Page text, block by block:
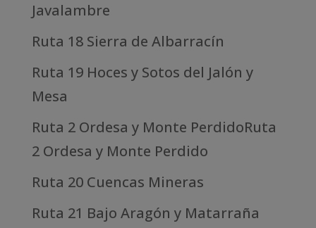
Javalambre
Ruta 18 Sierra de Albarracín
Ruta 19 Hoces y Sotos del Jalón y
Mesa
Ruta 2 Ordesa y Monte PerdidoRuta
2 Ordesa y Monte Perdido
Ruta 20 Cuencas Mineras
Ruta 21 Bajo Aragón y Matarraña